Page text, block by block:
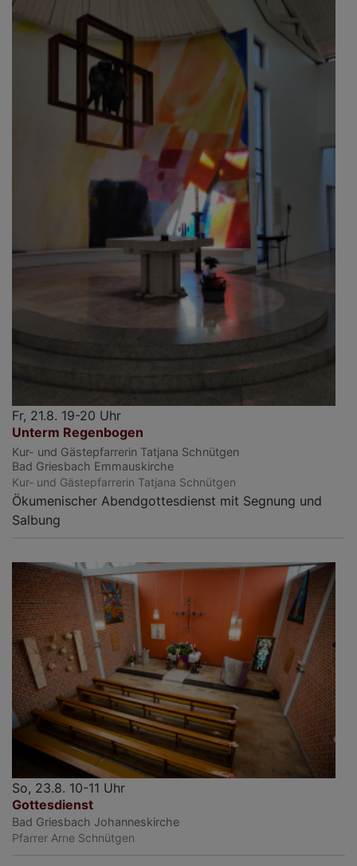
Fr, 21.8. 19-20 Uhr
Unterm Regenbogen
Kur- und Gästepfarrerin Tatjana Schnütgen
Bad Griesbach Emmauskirche
Kur- und Gästepfarrerin Tatjana Schnütgen
Ökumenischer Abendgottesdienst mit Segnung und
Salbung
So, 23.8. 10-11 Uhr
Gottesdienst
Bad Griesbach Johanneskirche
Pfarrer Arne Schnütgen